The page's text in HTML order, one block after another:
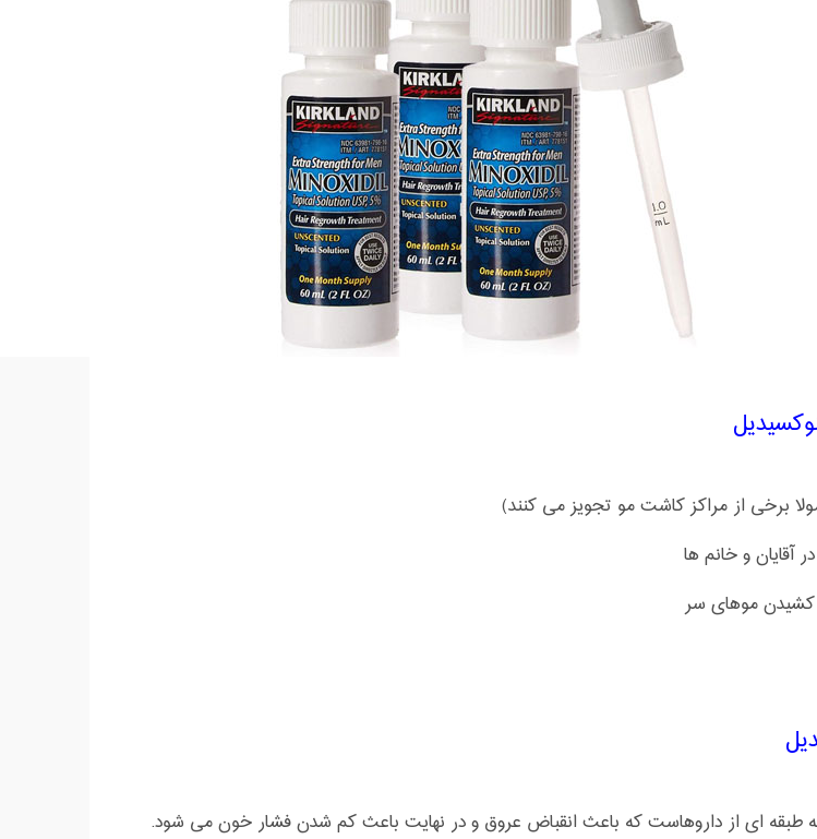
طبقه ای از داروهاست که باعث انقباض عروق و در نهایت باعث کم شدن فشار خون می شود.